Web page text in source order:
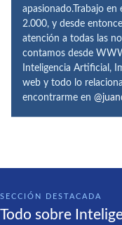
apasionado.Trabajo
2.000, y desde
atención a todas las
contamos desde
Inteligencia Artificial,
web y todo lo
encontrarme en
SECCIÓN DESTACADA
Todo sobre